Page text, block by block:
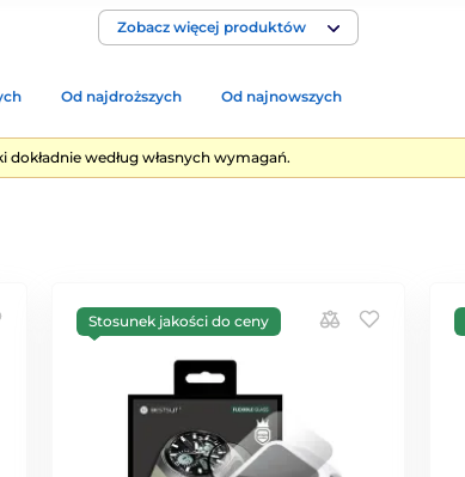
Zobacz więcej produktów
Od najdroższych Od najnowszych
według własnych wymagań.
Stosunek jakości do ceny